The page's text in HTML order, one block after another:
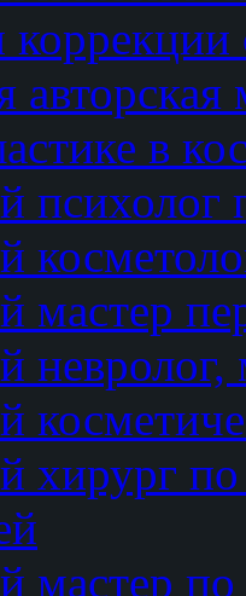
в
психолог
мастер
невролог,
хирург по
мастер